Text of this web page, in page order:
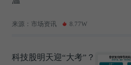
来源：市场资讯 8.77W
科技股明天迎“大考”？